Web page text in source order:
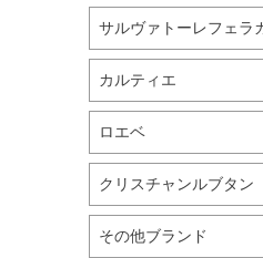
サルヴァトーレフェラ
カルティエ
ロエベ
クリスチャンルブタン
その他ブランド